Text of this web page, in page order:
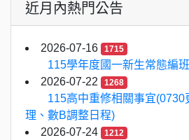
近月內熱門公告
2026-07-16 1715
115學年度國一新生常態編
2026-07-22
1268
115高中重修相關事宜
理、數B調整日程)
2026-07-24
1212